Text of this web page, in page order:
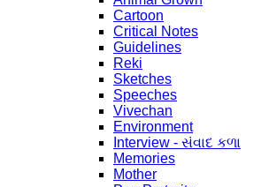
Cartoon
Critical Notes
Guidelines
Reki
Sketches
Speeches
Vivechan
Environment
Interview - સંવાદ કળા
Memories
Mother